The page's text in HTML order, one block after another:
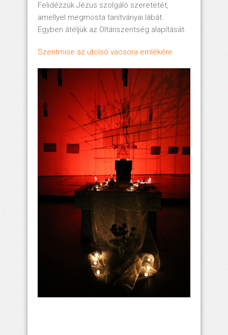
Felidézzük Jézus szolgáló szeretetét,
amellyel megmosta tanítványai lábát.
Egyben átéljük az Oltáriszentség alapítását.
Szentmise az utolsó vacsora emlékére